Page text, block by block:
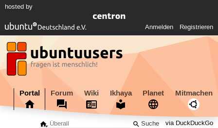
hosted by
Anmelden Registrieren
Portal Forum Wiki Ikhaya Planet Mitmachen
via DuckDuckGo